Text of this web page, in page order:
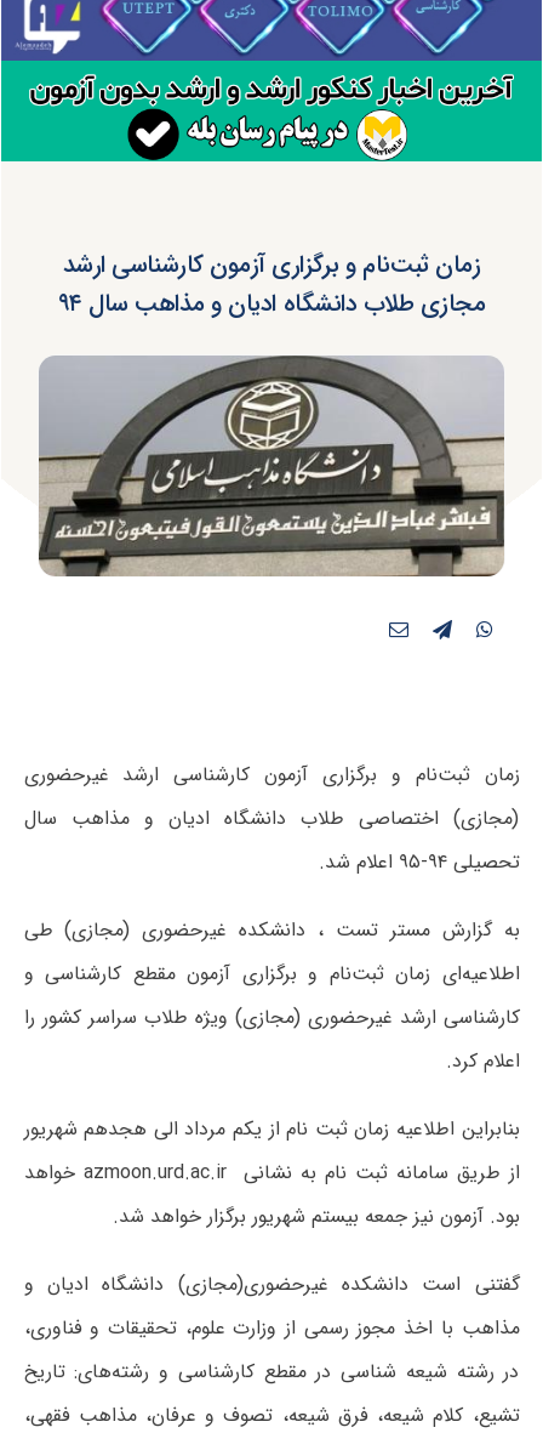
زمان ثبت‌نام و برگزاری آزمون کارشناسی ارشد
مجازی طلاب دانشگاه ادیان و مذاهب سال ۹۴
زمان ثبت‌نام و برگزاری آزمون کارشناسی ارشد غیرحضوری
(مجازی) اختصاصی طلاب دانشگاه ادیان و مذاهب سال
تحصیلی ۹۴-۹۵ اعلام شد.
به گزارش مستر تست ، دانشکده غیرحضوری (مجازی) طی
اطلاعیه‌ای زمان ثبت‌نام و برگزاری آزمون مقطع کارشناسی و
کارشناسی ارشد غیرحضوری (مجازی) ویژه طلاب سراسر کشور را
اعلام کرد.
بنابراین اطلاعیه زمان ثبت نام از یکم مرداد الی هجدهم شهریور
از طریق سامانه ثبت نام به نشانی azmoon.urd.ac.ir خواهد
بود. آزمون نیز جمعه بیستم شهریور برگزار خواهد شد.
گفتنی است دانشکده غیرحضوری(مجازی) دانشگاه ادیان و
مذاهب با اخذ مجوز رسمی از وزارت علوم، تحقیقات و فناوری،
در رشته شیعه شناسی در مقطع کارشناسی و رشته‌های: تاریخ
تشیع، کلام شیعه، فرق شیعه، تصوف و عرفان، مذاهب فقهی،